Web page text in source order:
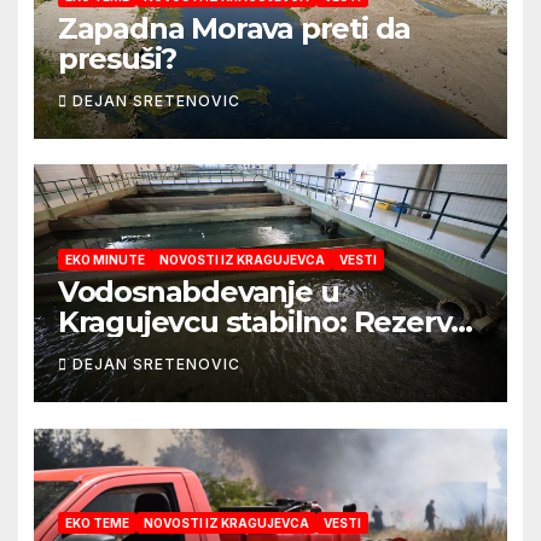
Zapadna Morava preti da
presuši?
DEJAN SRETENOVIC
EKO MINUTE NOVOSTI IZ KRAGUJEVCA VESTI
Vodosnabdevanje u
Kragujevcu stabilno: Rezerve
vode za godinu dana
DEJAN SRETENOVIC
EKO TEME NOVOSTI IZ KRAGUJEVCA VESTI